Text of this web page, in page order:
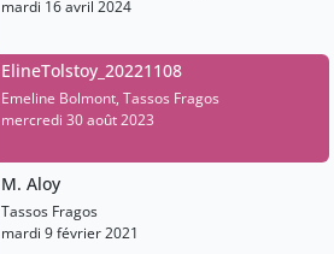
mardi 16 avril 2024
ElineTolstoy_20221108
Emeline Bolmont, Tassos Fragos
mercredi 30 août 2023
M. Aloy
Tassos Fragos
mardi 9 février 2021